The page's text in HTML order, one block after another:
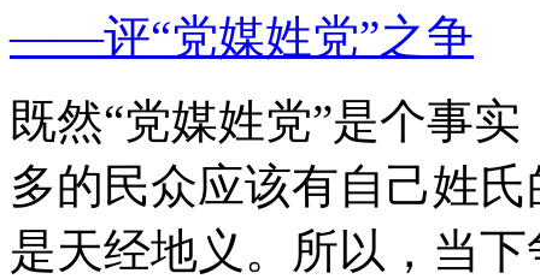
——评“党媒姓党”之争
既然“党媒姓党”是个事
多的民众应该有自己姓
是天经地义。所以，当